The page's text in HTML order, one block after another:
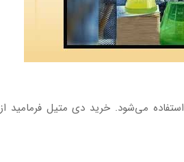
می‌شود. خرید دی متیل فرمامید از